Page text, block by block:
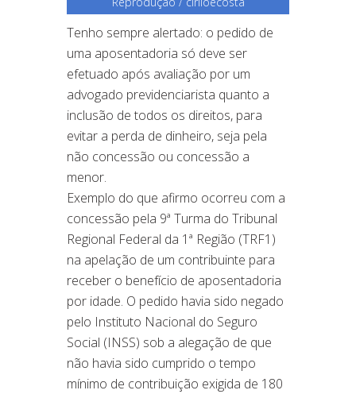
Tenho sempre alertado: o pedido de
uma aposentadoria só deve ser
efetuado após avaliação por um
advogado previdenciarista quanto a
inclusão de todos os direitos, para
evitar a perda de dinheiro, seja pela
não concessão ou concessão a
menor.
Exemplo do que afirmo ocorreu com a
concessão pela 9ª Turma do Tribunal
Regional Federal da 1ª Região (TRF1)
na apelação de um contribuinte para
receber o benefício de aposentadoria
por idade. O pedido havia sido negado
pelo Instituto Nacional do Seguro
Social (INSS) sob a alegação de que
não havia sido cumprido o tempo
mínimo de contribuição exigida de 180